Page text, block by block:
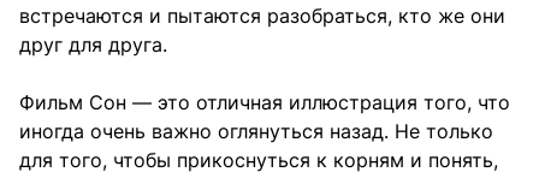
встречаются и пытаются разобраться, кто же они
друг для друга.
Фильм Сон — это отличная иллюстрация того, что
иногда очень важно оглянуться назад. Не только
для того, чтобы прикоснуться к корням и понять,